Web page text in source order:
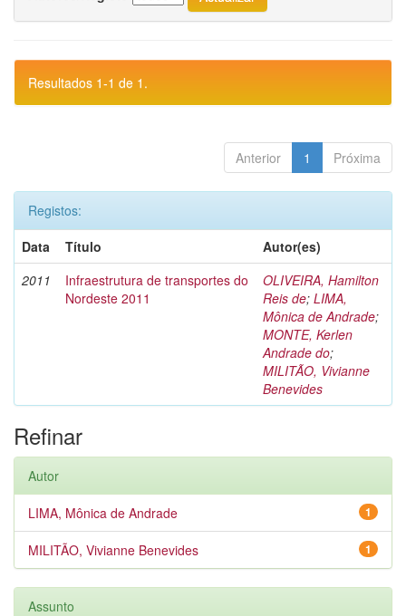
Resultados 1-1 de 1.
Anterior 1 Próxima
Registos:
Data
Título
Autor(es)
2011
Infraestrutura de transportes do
Nordeste 2011
OLIVEIRA, Hamilton
Reis de; LIMA,
Mônica de Andrade;
MONTE, Kerlen
Andrade do;
MILITÃO, Vivianne
Benevides
Refinar
Autor
1
LIMA, Mônica de Andrade
1
MILITÃO, Vivianne Benevides
Assunto